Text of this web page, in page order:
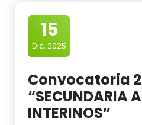
15
Dic, 2025
Convocatoria
“SECUNDARIA
INTERINOS”